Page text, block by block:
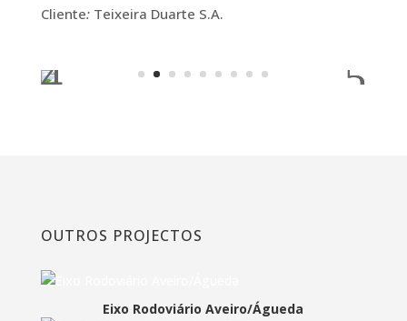
Cliente:Teixeira Duarte S.A.
OUTROS PROJECTOS
Eixo Rodoviário Aveiro/Águeda